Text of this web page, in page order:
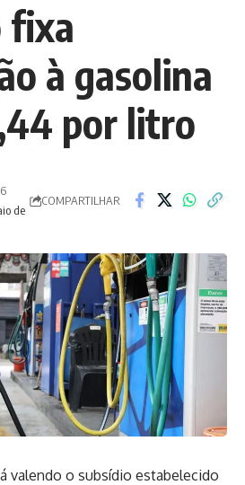
fixa
à gasolina
por litro
de
COMPARTILHAR
valendo o subsídio estabelecido